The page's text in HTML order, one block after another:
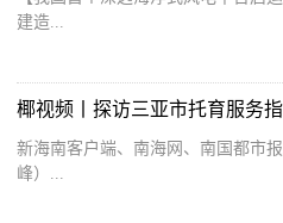
建造...
新海南客户端、南海网、南国都市
峰）...